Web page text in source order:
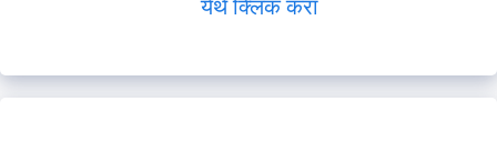
येथे क्लिक करा